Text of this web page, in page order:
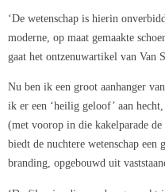
‘De wetenschap is hierin
moderne, op maat gemaakte
gaat het ontzenuwartikel van Van
Nu ben ik een groot aanhanger
ik er een ‘heilig geloof’ aan
(met voorop in die kakelparade
biedt de nuchtere wetenschap een
branding, opgebouwd uit